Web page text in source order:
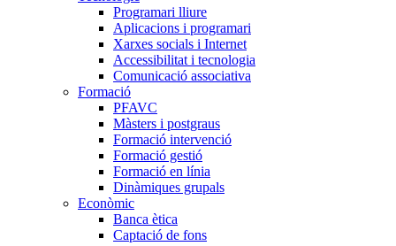
Programari lliure
Aplicacions i programari
Xarxes socials i Internet
Accessibilitat i tecnologia
Comunicació associativa
Formació
PFAVC
Màsters i postgraus
Formació intervenció
Formació gestió
Formació en línia
Dinàmiques grupals
Econòmic
Banca ètica
Captació de fons